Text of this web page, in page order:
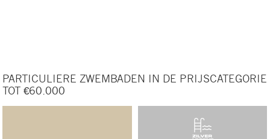
PARTICULIERE ZWEMBADEN IN DE PRIJSCATEGORIE
TOT €60.000